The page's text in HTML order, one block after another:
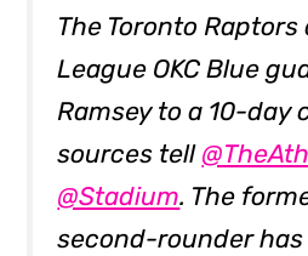
The Toronto
League OKC Blue
Ramsey to a 10-day
sources tell
@Stadium. The
second-rounder